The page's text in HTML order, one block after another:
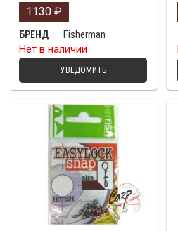
1130 ₽
БРЕНД
Fisherman
Нет в наличии
УВЕДОМИТЬ